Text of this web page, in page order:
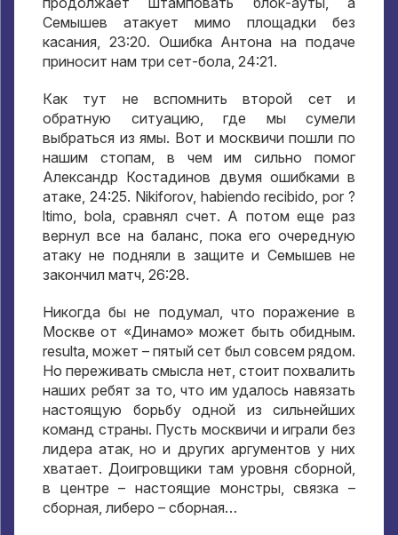
Семышев атакует мимо площадки без
касания, 23:20. Ошибка Антона на подаче
приносит нам три сет-бола, 24:21.
Как тут не вспомнить второй сет и
обратную ситуацию, где мы сумели
выбраться из ямы. Вот и москвичи пошли по
нашим стопам, в чем им сильно помог
Александр Костадинов двумя ошибками в
атаке, 24:25. Nikiforov, habiendo recibido, por ?
ltimo, bola,сравнял счет. А потом еще раз
вернул все на баланс, пока его очередную
атаку не подняли в защите и Семышев не
закончил матч, 26:28.
Никогда бы не подумал, что поражение в
Москве от «Динамо» может быть обидным.
resulta, может – пятый сет был совсем рядом.
Но переживать смысла нет, стоит похвалить
наших ребят за то,что им удалось навязать
настоящую борьбу одной из сильнейших
команд страны. Пусть москвичи и играли без
лидера атак,но и других аргументов у них
хватает. Доигровщики там уровня сборной,
в центре – настоящие монстры,связка –
сборная,либеро – сборная…